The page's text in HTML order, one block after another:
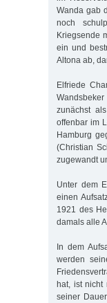
Wanda gab
noch
Kriegsende
ein und
Altona ab,
Elfriede
zunächst
offenbar im
Hamburg
(Christian
zugewandt
Unter dem
einen
1921 des
damals alle
In dem
werden
hat, ist
seiner